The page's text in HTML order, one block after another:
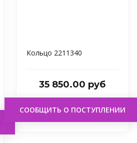
Кольцо 2211340
35 850.00 руб
СООБЩИТЬ О ПОСТУПЛЕНИИ